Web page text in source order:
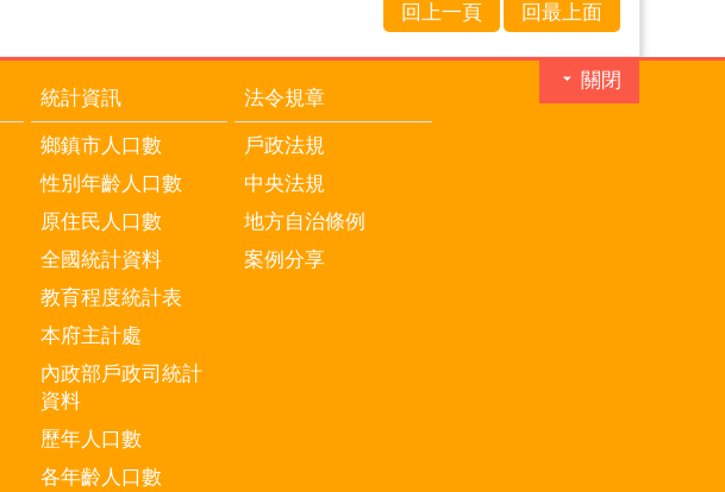
回上一頁 回最上面
關閉
統計資訊
鄉鎮市人口數
性別年齡人口數
原住民人口數
全國統計資料
教育程度統計表
本府主計處
內政部戶政司統計
資料
歷年人口數
各年齡人口數
法令規章
戶政法規
中央法規
地方自治條例
案例分享